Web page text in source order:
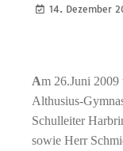
14. Dezember
Am 26.Juni 2009
Althusius-
Schulleiter
sowie Herr